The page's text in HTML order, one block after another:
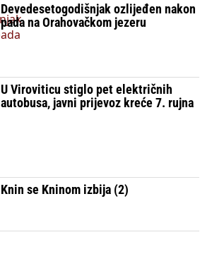
Devedesetogodišnjak ozlijeđen nakon
pada na Orahovačkom jezeru
U Viroviticu stiglo pet električnih
autobusa, javni prijevoz kreće 7. rujna
Knin se Kninom izbija (2)